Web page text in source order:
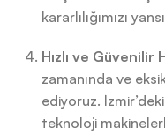
kararlılığımızı
Hızlı ve Güvenilir
zamanında ve
ediyoruz.
teknoloji